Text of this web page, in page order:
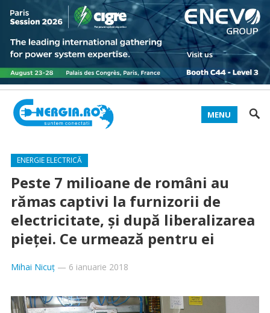
MENU
ENERGIE ELECTRICĂ
Peste 7 milioane de români au
rămas captivi la furnizorii de
electricitate, şi după liberalizarea
pieţei. Ce urmează pentru ei
Mihai Nicuț— 6 ianuarie 2018